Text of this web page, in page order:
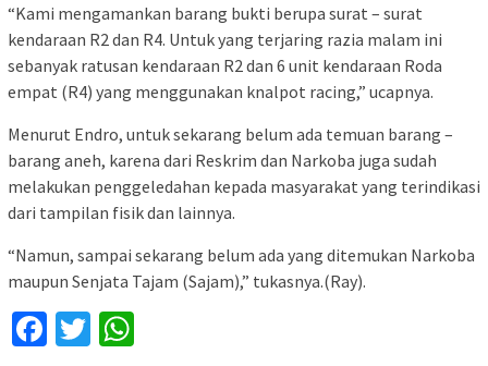
“Kami mengamankan barang bukti berupa surat – surat
kendaraan R2 dan R4. Untuk yang terjaring razia malam ini
sebanyak ratusan kendaraan R2 dan 6 unit kendaraan Roda
empat (R4) yang menggunakan knalpot racing,” ucapnya.
Menurut Endro, untuk sekarang belum ada temuan barang –
barang aneh, karena dari Reskrim dan Narkoba juga sudah
melakukan penggeledahan kepada masyarakat yang terindikasi
dari tampilan fisik dan lainnya.
“Namun, sampai sekarang belum ada yang ditemukan Narkoba
maupun Senjata Tajam (Sajam),” tukasnya.(Ray).
Facebook
Twitter